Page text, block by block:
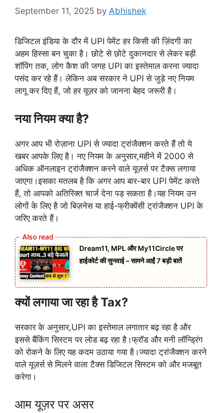
September 11, 2025 by Abhishek
डिजिटल इंडिया के दौर में UPI पेमेंट हर किसी की ज़िंदगी का
अहम हिस्सा बन चुका है। छोटे से छोटे दुकानदार से लेकर बड़ी
शॉपिंग तक, लोग कैश की जगह UPI का इस्तेमाल करना ज्यादा
पसंद कर रहे हैं। लेकिन अब सरकार ने UPI से जुड़े नए नियम
लागू कर दिए हैं, जो हर यूज़र को जानना बेहद जरूरी है।
नया नियम क्या है?
अगर आप भी रोज़ाना UPI से ज्यादा ट्रांजैक्शन करते हैं तो ये
खबर आपके लिए है। नए नियम के अनुसार,महीने में 2000 से
अधिक ऑनलाइन ट्रांजैक्शन करने वाले यूज़र्स पर टैक्स लगाया
जाएगा।इसका मतलब है कि अगर आप बार-बार UPI पेमेंट करते
हैं, तो आपको अतिरिक्त चार्ज देना पड़ सकता है।यह नियम उन
लोगों के लिए है जो बिज़नेस या हाई-फ्रीक्वेंसी ट्रांजैक्शन UPI के
जरिए करते हैं।
Dream11, MPL और My11Circle पर
हाईकोर्ट की सुनवाई – सामने आईं 7 बड़ी बातें
क्यों लगाया जा रहा है Tax?
सरकार के अनुसार,UPI का इस्तेमाल लगातार बढ़ रहा है और
इससे बैंकिंग सिस्टम पर लोड बढ़ रहा है।फ्रॉड और मनी लॉन्ड्रिंग
को रोकने के लिए यह कदम उठाया गया है।ज्यादा ट्रांजैक्शन करने
वाले यूज़र्स से मिलने वाला टैक्स डिजिटल सिस्टम को और मजबूत
करेगा।
आम यूज़र पर असर